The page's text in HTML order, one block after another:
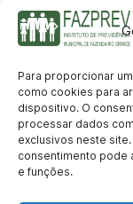
Para proporcionar
como cookies para
dispositivo. O
processar dados
exclusivos neste
consentimento pode
e funções.
Departamento de
(41) 3995-2146
Serviços
Aposentadoria Pensão
Holerite Online
Transparência
Portal da Transparência